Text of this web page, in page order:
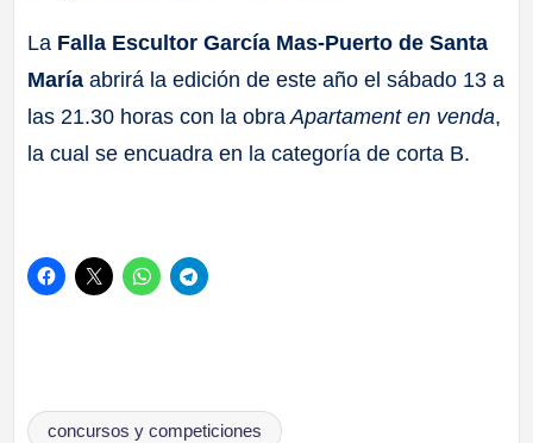
La Falla Escultor García Mas-Puerto de Santa
María abrirá la edición de este año el sábado 13 a
las 21.30 horas con la obraApartament en venda,
la cual se encuadra en la categoría de corta B.
Etiquetas:
concursos y competiciones